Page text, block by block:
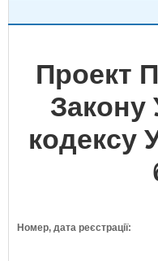
Проект
Закону
кодексу
Номер, дата реєстрації: